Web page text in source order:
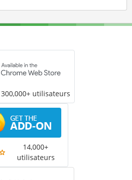
300,000+ utilisateurs
14,000+
utilisateurs